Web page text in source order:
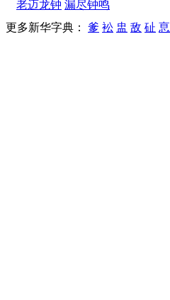
老迈龙钟 漏尽钟鸣
更多新华字典： 爹 衳 盅 敌 砋 恴